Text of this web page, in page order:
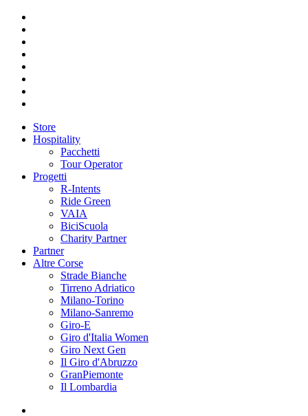
Store
Hospitality
Pacchetti
Tour Operator
Progetti
R-Intents
Ride Green
VAIA
BiciScuola
Charity Partner
Partner
Altre Corse
Strade Bianche
Tirreno Adriatico
Milano-Torino
Milano-Sanremo
Giro-E
Giro d'Italia Women
Giro Next Gen
Il Giro d'Abruzzo
GranPiemonte
Il Lombardia